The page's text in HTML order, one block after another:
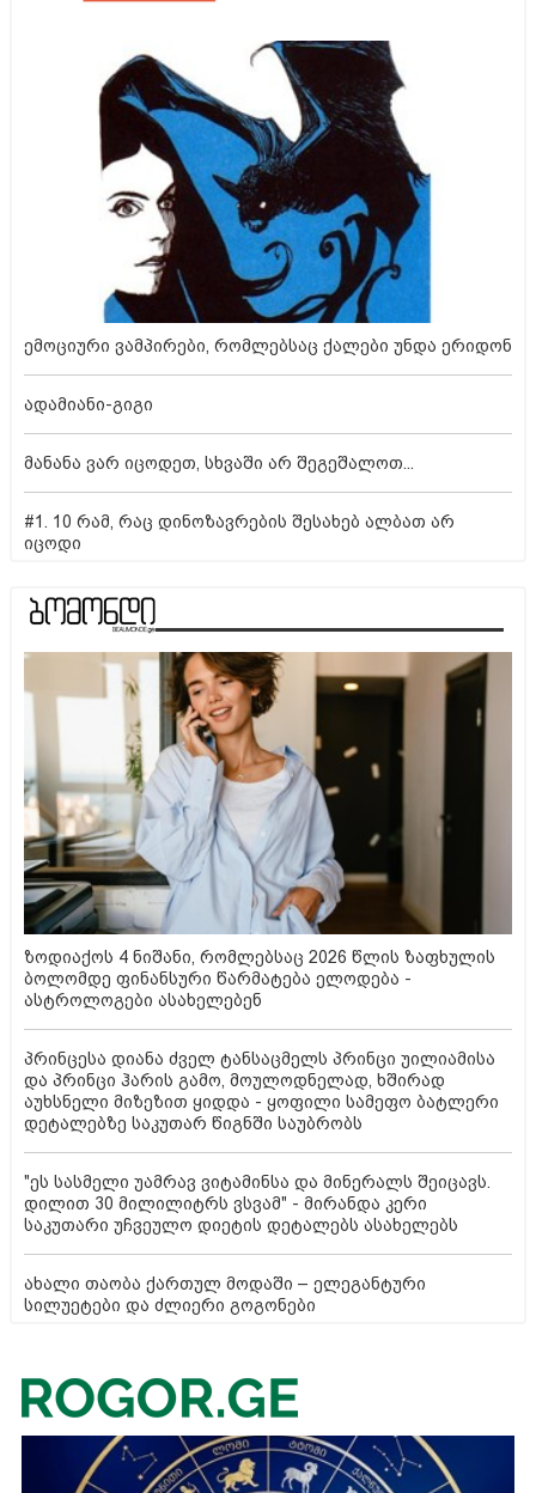
ემოციური ვამპირები, რომლებსაც ქალები უნდა ერიდონ
ადამიანი-გიგი
მანანა ვარ იცოდეთ, სხვაში არ შეგეშალოთ...
#1. 10 რამ, რაც დინოზავრების შესახებ ალბათ არ
იცოდი
ზოდიაქოს 4 ნიშანი, რომლებსაც 2026 წლის ზაფხულის
ბოლომდე ფინანსური წარმატება ელოდება -
ასტროლოგები ასახელებენ
პრინცესა დიანა ძველ ტანსაცმელს პრინცი უილიამისა
და პრინცი ჰარის გამო, მოულოდნელად, ხშირად
აუხსნელი მიზეზით ყიდდა - ყოფილი სამეფო ბატლერი
დეტალებზე საკუთარ წიგნში საუბრობს
"ეს სასმელი უამრავ ვიტამინსა და მინერალს შეიცავს.
დილით 30 მილილიტრს ვსვამ" - მირანდა კერი
საკუთარი უჩვეულო დიეტის დეტალებს ასახელებს
ახალი თაობა ქართულ მოდაში – ელეგანტური
სილუეტები და ძლიერი გოგონები